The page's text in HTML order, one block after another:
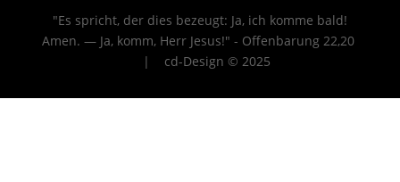
"Es spricht, der dies bezeugt: Ja, ich komme bald!
Amen. — Ja, komm, Herr Jesus!" - Offenbarung 22,20
| cd-Design © 2025